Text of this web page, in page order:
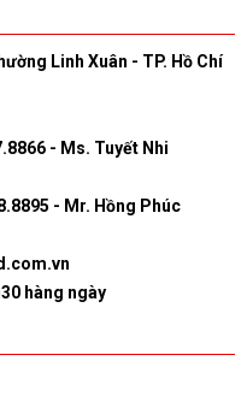
Linh Xuân - TP. Hồ Chí
- Ms. Tuyết Nhi
- Mr. Hồng Phúc
hàng ngày